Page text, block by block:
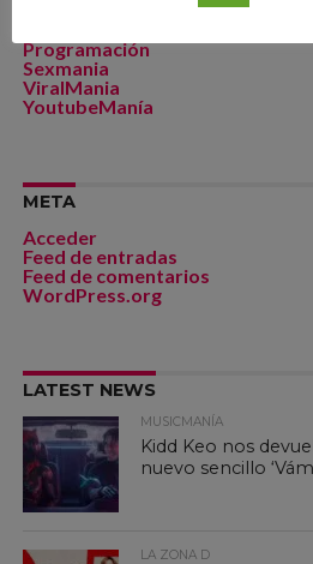
Programación
Sexmania
ViralMania
YoutubeManía
META
Acceder
Feed de entradas
Feed de comentarios
WordPress.org
LATEST NEWS
MUSICMANÍA
Kidd Keo nos
nuevo sencillo
LA ZONA D